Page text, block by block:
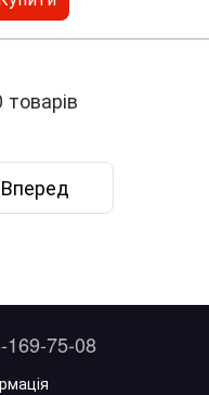
Вперед
169-75-08